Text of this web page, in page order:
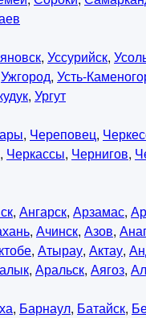
, Уссурийск,
Ужгород, Усть-
, Ургут
, Череповец,
, Черкассы, Чернигов,
, Ангарск, Арзамас,
, Ачинск, Азов,
, Атырау, Актау,
, Аральск, Аягоз,
, Барнаул, Батайск,